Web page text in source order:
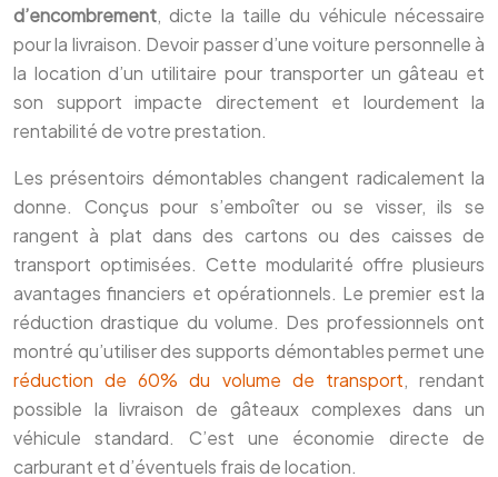
d’encombrement, dicte la taille du véhicule nécessaire
pour la livraison. Devoir passer d’une voiture personnelle à
la location d’un utilitaire pour transporter un gâteau et
son support impacte directement et lourdement la
rentabilité de votre prestation.
Les présentoirs démontables changent radicalement la
donne. Conçus pour s’emboîter ou se visser, ils se
rangent à plat dans des cartons ou des caisses de
transport optimisées. Cette modularité offre plusieurs
avantages financiers et opérationnels. Le premier est la
réduction drastique du volume. Des professionnels ont
montré qu’utiliser des supports démontables permet une
réduction de 60% du volume de transport, rendant
possible la livraison de gâteaux complexes dans un
véhicule standard. C’est une économie directe de
carburant et d’éventuels frais de location.